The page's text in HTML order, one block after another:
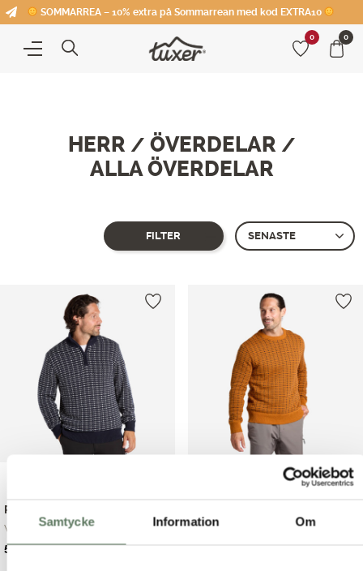
Samtycke Information Om
SOMMARREA – 10% extra på Sommarrean med kod EXTRA10
0 0
HERR / ÖVERDELAR /
ALLA ÖVERDELAR
FILTER
Prescott Sweater
Vindtät och varm t...
899.00kr
Det
599.00kr
Det
Vindtätt och stick...